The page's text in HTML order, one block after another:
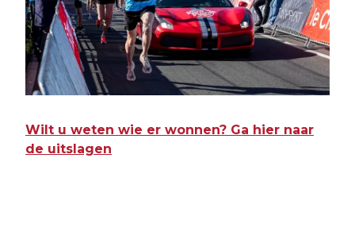
Wilt u weten wie er wonnen? Ga hier naar
de uitslagen